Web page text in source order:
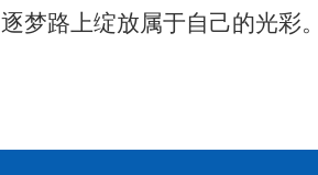
逐梦路上绽放属于自己的光彩。